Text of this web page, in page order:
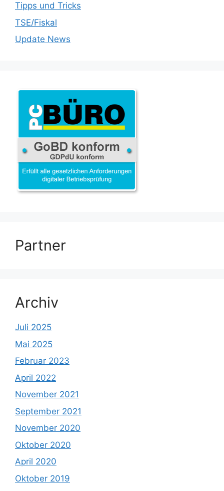
Tipps und Tricks
TSE/Fiskal
Update News
Partner
Archiv
Juli 2025
Mai 2025
Februar 2023
April 2022
November 2021
September 2021
November 2020
Oktober 2020
April 2020
Oktober 2019